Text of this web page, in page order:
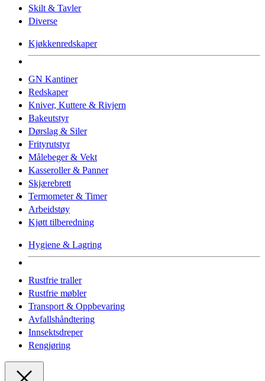
Skilt & Tavler
Diverse
Kjøkkenredskaper
GN Kantiner
Redskaper
Kniver, Kuttere & Rivjern
Bakeutstyr
Dørslag & Siler
Frityrutstyr
Målebeger & Vekt
Kasseroller & Panner
Skjærebrett
Termometer & Timer
Arbeidstøy
Kjøtt tilberedning
Hygiene & Lagring
Rustfrie traller
Rustfrie møbler
Transport & Oppbevaring
Avfallshåndtering
Innsektsdreper
Rengjøring